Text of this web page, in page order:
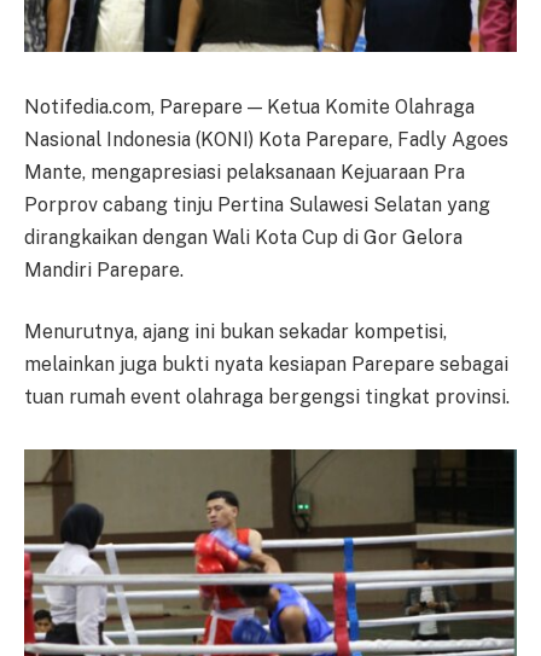
Notifedia.com, Parepare — Ketua Komite Olahraga
Nasional Indonesia (KONI) Kota Parepare, Fadly Agoes
Mante, mengapresiasi pelaksanaan Kejuaraan Pra
Porprov cabang tinju Pertina Sulawesi Selatan yang
dirangkaikan dengan Wali Kota Cup di Gor Gelora
Mandiri Parepare.
Menurutnya, ajang ini bukan sekadar kompetisi,
melainkan juga bukti nyata kesiapan Parepare sebagai
tuan rumah event olahraga bergengsi tingkat provinsi.